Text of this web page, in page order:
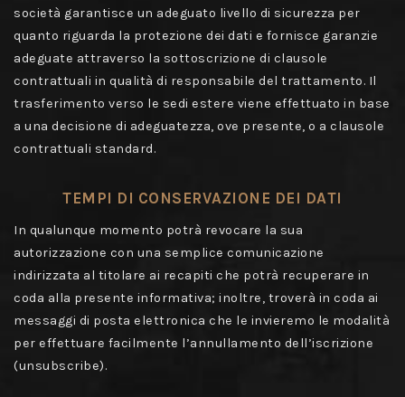
società garantisce un adeguato livello di sicurezza per
quanto riguarda la protezione dei dati e fornisce garanzie
adeguate attraverso la sottoscrizione di clausole
contrattuali in qualità di responsabile del trattamento. Il
trasferimento verso le sedi estere viene effettuato in base
a una decisione di adeguatezza, ove presente, o a clausole
contrattuali standard.
TEMPI DI CONSERVAZIONE DEI DATI
In qualunque momento potrà revocare la sua
autorizzazione con una semplice comunicazione
indirizzata al titolare ai recapiti che potrà recuperare in
coda alla presente informativa; inoltre, troverà in coda ai
messaggi di posta elettronica che le invieremo le modalità
per effettuare facilmente l’annullamento dell’iscrizione
(unsubscribe).